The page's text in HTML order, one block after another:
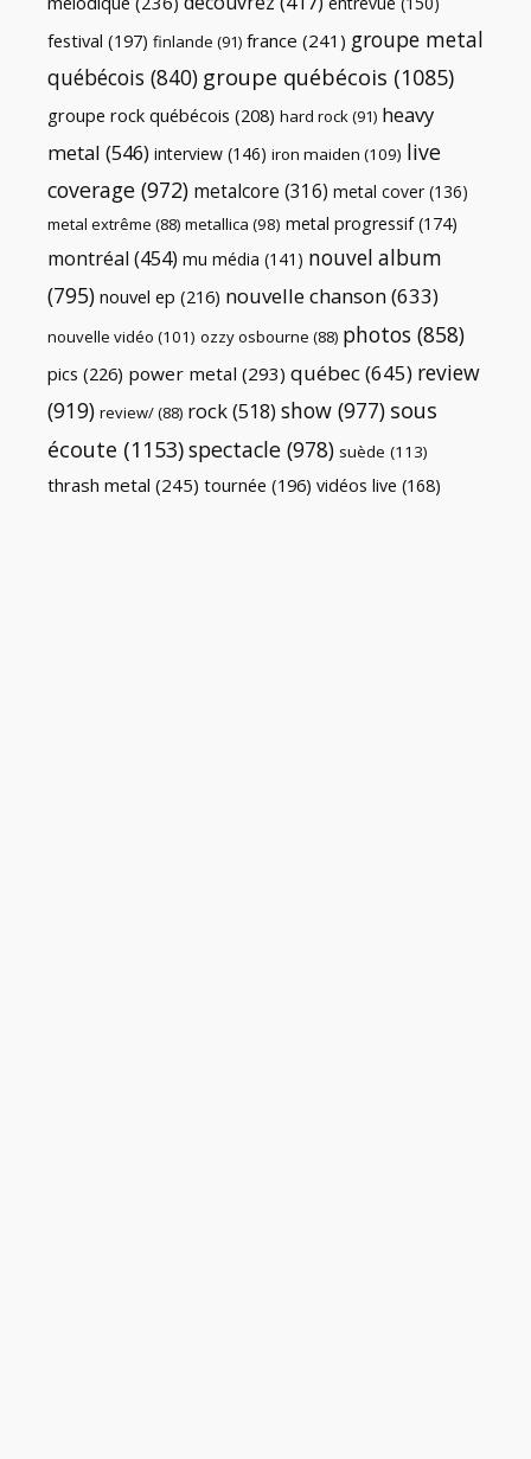
festival (197) finlande (91) france (241) groupe metal
québécois (840) groupe québécois (1085)
groupe rock québécois (208) hard rock(91) heavy
metal (546) interview (146) iron maiden (109) live
coverage (972) metalcore (316) metal cover (136)
metal extrême (88) metallica (98) metal progressif(174)
montréal (454) mu média (141) nouvel album
(795) nouvel ep (216) nouvelle chanson(633)
nouvelle vidéo (101) ozzy osbourne (88) photos (858)
pics (226) power metal (293) québec(645) review
(919) review/(88) rock(518) show (977) sous
écoute (1153)spectacle (978) suède (113)
thrash metal (245) tournée (196) vidéos live (168)